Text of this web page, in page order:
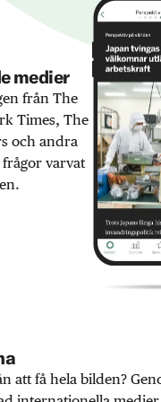
medier
från The
Times, The
och andra
varvat
att få hela bilden?